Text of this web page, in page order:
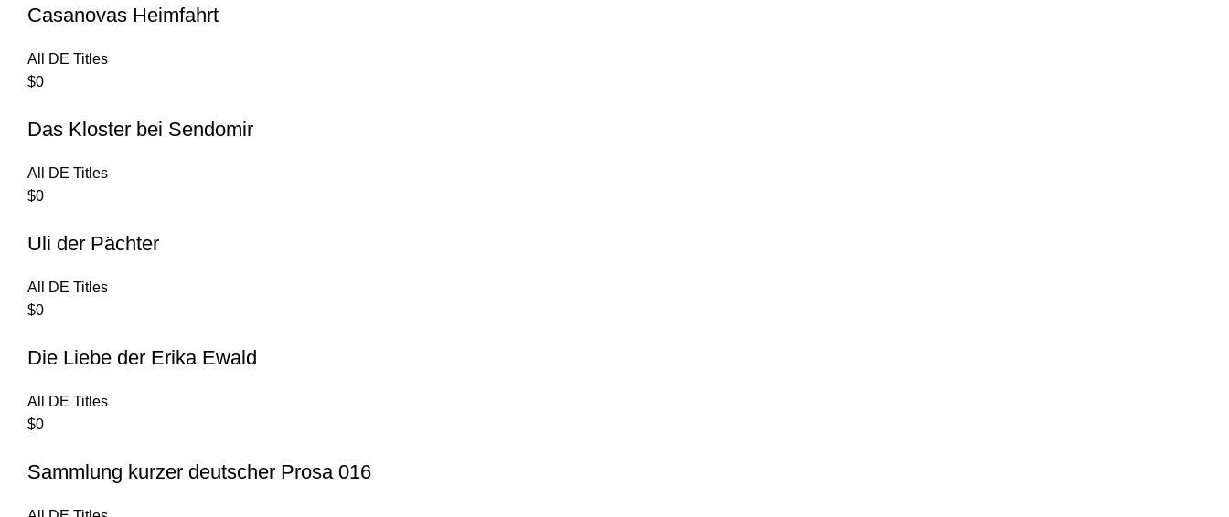
Casanovas Heimfahrt
All DE Titles
$0
Das Kloster bei Sendomir
All DE Titles
$0
Uli der Pächter
All DE Titles
$0
Die Liebe der Erika Ewald
All DE Titles
$0
Sammlung kurzer deutscher Prosa 016